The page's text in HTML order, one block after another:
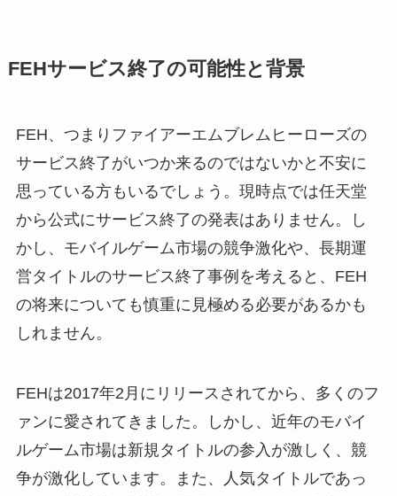
FEHサービス終了の可能性と背景
FEH、つまりファイアーエムブレムヒーローズの
サービス終了がいつか来るのではないかと不安に
思っている方もいるでしょう。現時点では任天堂
から公式にサービス終了の発表はありません。し
かし、モバイルゲーム市場の競争激化や、長期運
営タイトルのサービス終了事例を考えると、FEH
の将来についても慎重に見極める必要があるかも
しれません。
FEHは2017年2月にリリースされてから、多くのフ
ァンに愛されてきました。しかし、近年のモバイ
ルゲーム市場は新規タイトルの参入が激しく、競
争が激化しています。また、人気タイトルであっ